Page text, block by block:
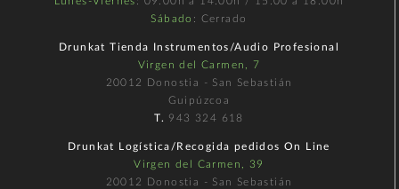
Sábado : Cerrado
Drunkat Tienda Instrumentos/Audio Profesional
Virgen del Carmen, 7
20012 Donostia - San Sebastián
Guipúzcoa
T. 943 324 618
Drunkat Logística/Recogida pedidos On Line
Virgen del Carmen, 39
20012 Donostia - San Sebastián